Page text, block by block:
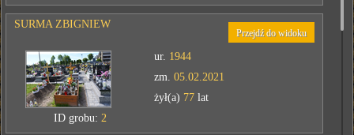
SURMA ZBIGNIEW
Przejdź do widoku
ur. 1944
zm.05.02.2021
żył(a) 77 lat
ID grobu:2